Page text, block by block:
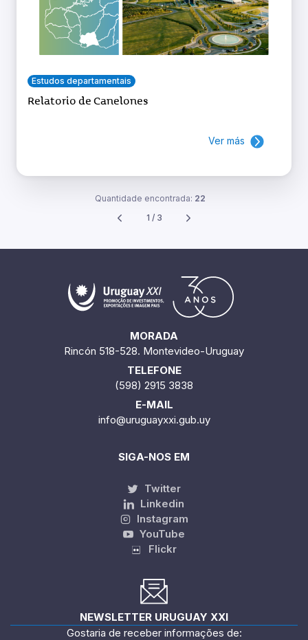
Estudos departamentais
Relatorio de Canelones
Ver más
Quantidade encontrada: 22
1 / 3
MORADA
Rincón 518-528. Montevideo-Uruguay
TELEFONE
(598) 2915 3838
E-MAIL
info@uruguayxxi.gub.uy
SIGA-NOS EM
Twitter
Linkedin
Instagram
YouTube
Flickr
NEWSLETTER URUGUAY XXI
Gostaria de receber informações de: